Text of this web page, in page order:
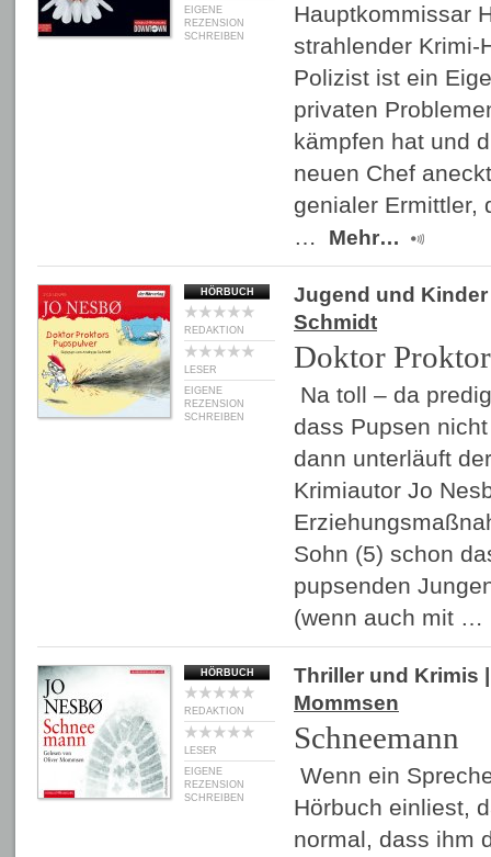
EIGENE
REZENSION
SCHREIBEN
Hauptkommissar
strahlender Krimi-
Polizist ist ein
privaten
kämpfen hat und
neuen Chef
genialer Ermittler,
…
Mehr…
HÖRBUCH
REDAKTION
LESER
EIGENE
REZENSION
SCHREIBEN
Jugend und Kinder
Schmidt
Doktor
Na toll – da
dass Pupsen
dann unterläuft
Krimiautor Jo
Sohn (5) schon
pupsenden
(wenn auch mit …
HÖRBUCH
REDAKTION
LESER
EIGENE
REZENSION
SCHREIBEN
Thriller und Krimis
Mommsen
Schneemann
Wenn ein
Hörbuch einliest,
normal, dass ihm